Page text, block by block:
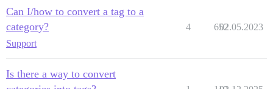
Can I/how to convert a tag to a
category?
Support
4 652
02.05.2023
Is there a way to convert